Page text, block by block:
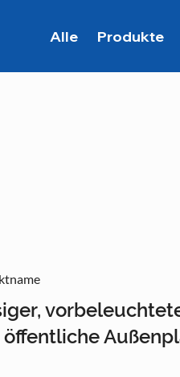
Alle Produkte